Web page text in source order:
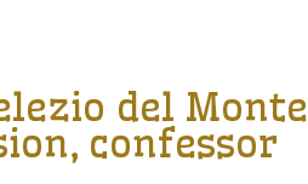
del Monte
confessor